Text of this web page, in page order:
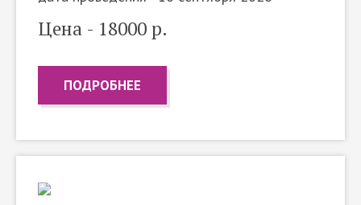
Цена - 18000 р.
ПОДРОБНЕЕ